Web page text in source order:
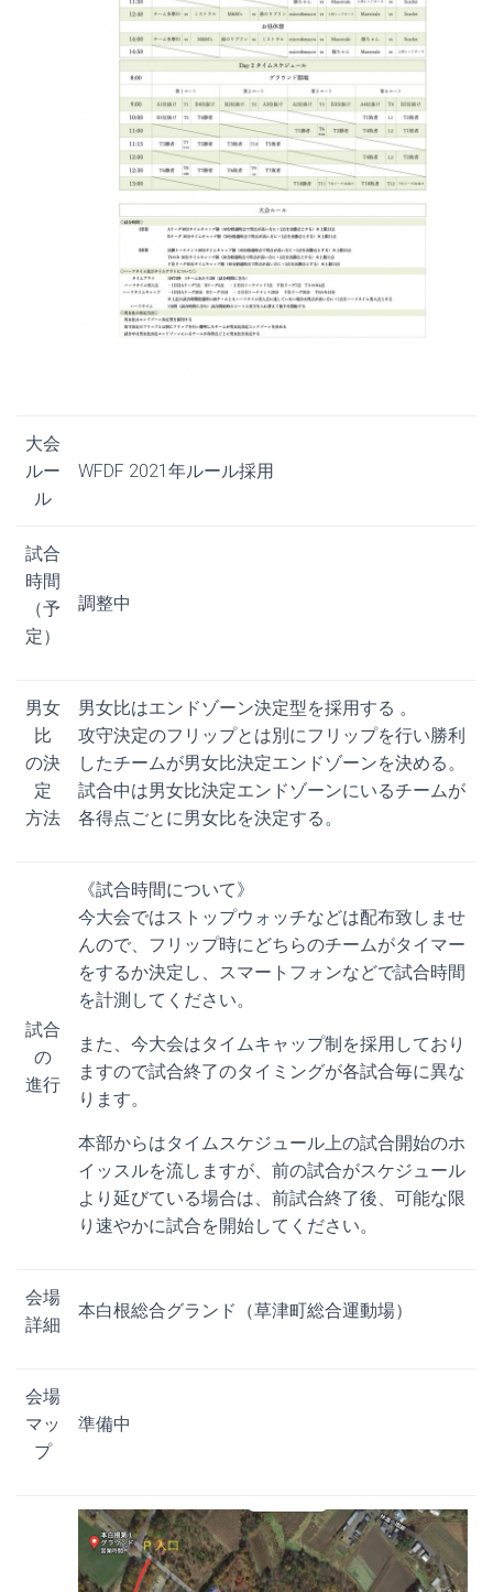
大会
ルー
ル
WFDF 2021年ルール採用
試合
時間
（予
定）
調整中
男女
比
の決
定
方法
男女比はエンドゾーン決定型を採用する 。
攻守決定のフリップとは別にフリップを行い勝利
したチームが男女比決定エンドゾーンを決める。
試合中は男女比決定エンドゾーンにいるチームが
各得点ごとに男女比を決定する。
試合
の
進行
《試合時間について》
今大会ではストップウォッチなどは配布致しませ
んので、フリップ時にどちらのチームがタイマー
をするか決定し、スマートフォンなどで試合時間
を計測してください。
また、今大会はタイムキャップ制を採用しており
ますので試合終了のタイミングが各試合毎に異な
ります。
本部からはタイムスケジュール上の試合開始のホ
イッスルを流しますが、前の試合がスケジュール
より延びている場合は、前試合終了後、可能な限
り速やかに試合を開始してください。
会場
詳細
本白根総合グランド（草津町総合運動場）
会場
マッ
プ
準備中